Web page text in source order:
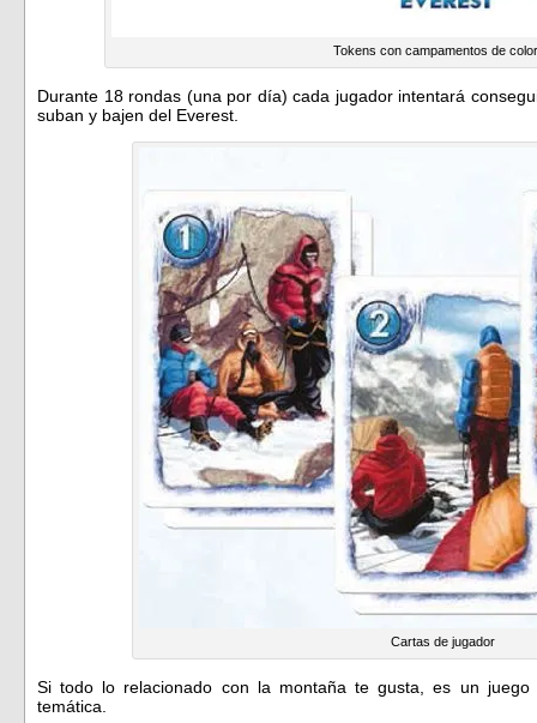
Tokens con campamentos de
Durante 18 rondas (una por día) cada jugador intentará
suban y bajen del Everest.
Cartas de jugador
Si todo lo relacionado con la montaña te gusta, es un
temática.